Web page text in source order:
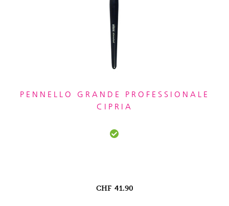
PENNELLO GRANDE PROFESSIONALE
CIPRIA
CHF 41.90